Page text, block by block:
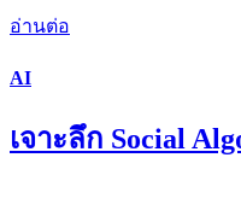
อ่านต่อ
AI
เจาะลึก Social